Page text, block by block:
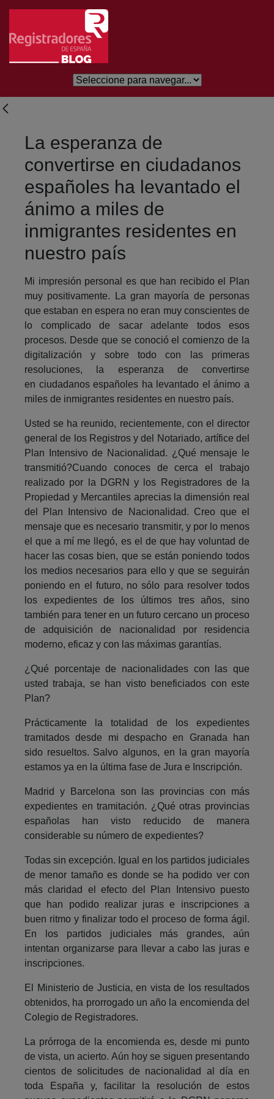
Skip to Main Content
La esperanza de
convertirse en ciudadanos
españoles ha levantado el
ánimo a miles de
inmigrantes residentes en
nuestro país
Mi impresión personal es que han recibido el Plan
muy positivamente. La gran mayoría de personas
que estaban en espera no eran muy conscientes de
lo complicado de sacar adelante todos esos
procesos. Desde que se conoció el comienzo de la
digitalización y sobre todo con las primeras
resoluciones, la esperanza de convertirse
en ciudadanos españoles ha levantado el ánimo a
miles de inmigrantes residentes en nuestro país.
Usted se ha reunido, recientemente, con el director
general de los Registros y del Notariado, artífice del
Plan Intensivo de Nacionalidad. ¿Qué mensaje le
transmitió?Cuando conoces de cerca el trabajo
realizado por la DGRN y los Registradores de la
Propiedad y Mercantiles aprecias la dimensión real
del Plan Intensivo de Nacionalidad. Creo que el
mensaje que es necesario transmitir, y por lo menos
el que a mí me llegó, es el de que hay voluntad de
hacer las cosas bien, que se están poniendo todos
los medios necesarios para ello y que se seguirán
poniendo en el futuro, no sólo para resolver todos
los expedientes de los últimos tres años, sino
también para tener en un futuro cercano un proceso
de adquisición de nacionalidad por residencia
moderno, eficaz y con las máximas garantías.
¿Qué porcentaje de nacionalidades con las que
usted trabaja, se han visto beneficiados con este
Plan?
Prácticamente la totalidad de los expedientes
tramitados desde mi despacho en Granada han
sido resueltos. Salvo algunos, en la gran mayoría
estamos ya en la última fase de Jura e Inscripción.
Madrid y Barcelona son las provincias con más
expedientes en tramitación. ¿Qué otras provincias
españolas han visto reducido de manera
considerable su número de expedientes?
Todas sin excepción. Igual en los partidos judiciales
de menor tamaño es donde se ha podido ver con
más claridad el efecto del Plan Intensivo puesto
que han podido realizar juras e inscripciones a
buen ritmo y finalizar todo el proceso de forma ágil.
En los partidos judiciales más grandes, aún
intentan organizarse para llevar a cabo las juras e
inscripciones.
El Ministerio de Justicia, en vista de los resultados
obtenidos, ha prorrogado un año la encomienda del
Colegio de Registradores.
La prórroga de la encomienda es, desde mi punto
de vista, un acierto. Aún hoy se siguen presentando
cientos de solicitudes de nacionalidad al día en
toda España y, facilitar la resolución de estos